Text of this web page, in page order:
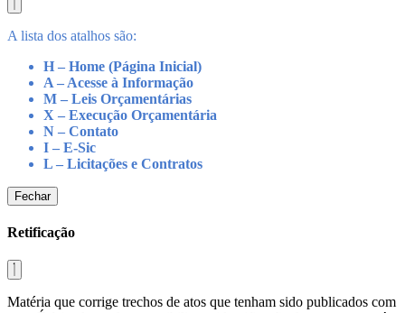
A lista dos atalhos são:
H – Home (Página Inicial)
A – Acesse à Informação
M – Leis Orçamentárias
X – Execução Orçamentária
N – Contato
I – E-Sic
L – Licitações e Contratos
Fechar
Retificação
Matéria que corrige trechos de atos que tenham sido publicados com